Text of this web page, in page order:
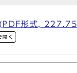
形式,
開く